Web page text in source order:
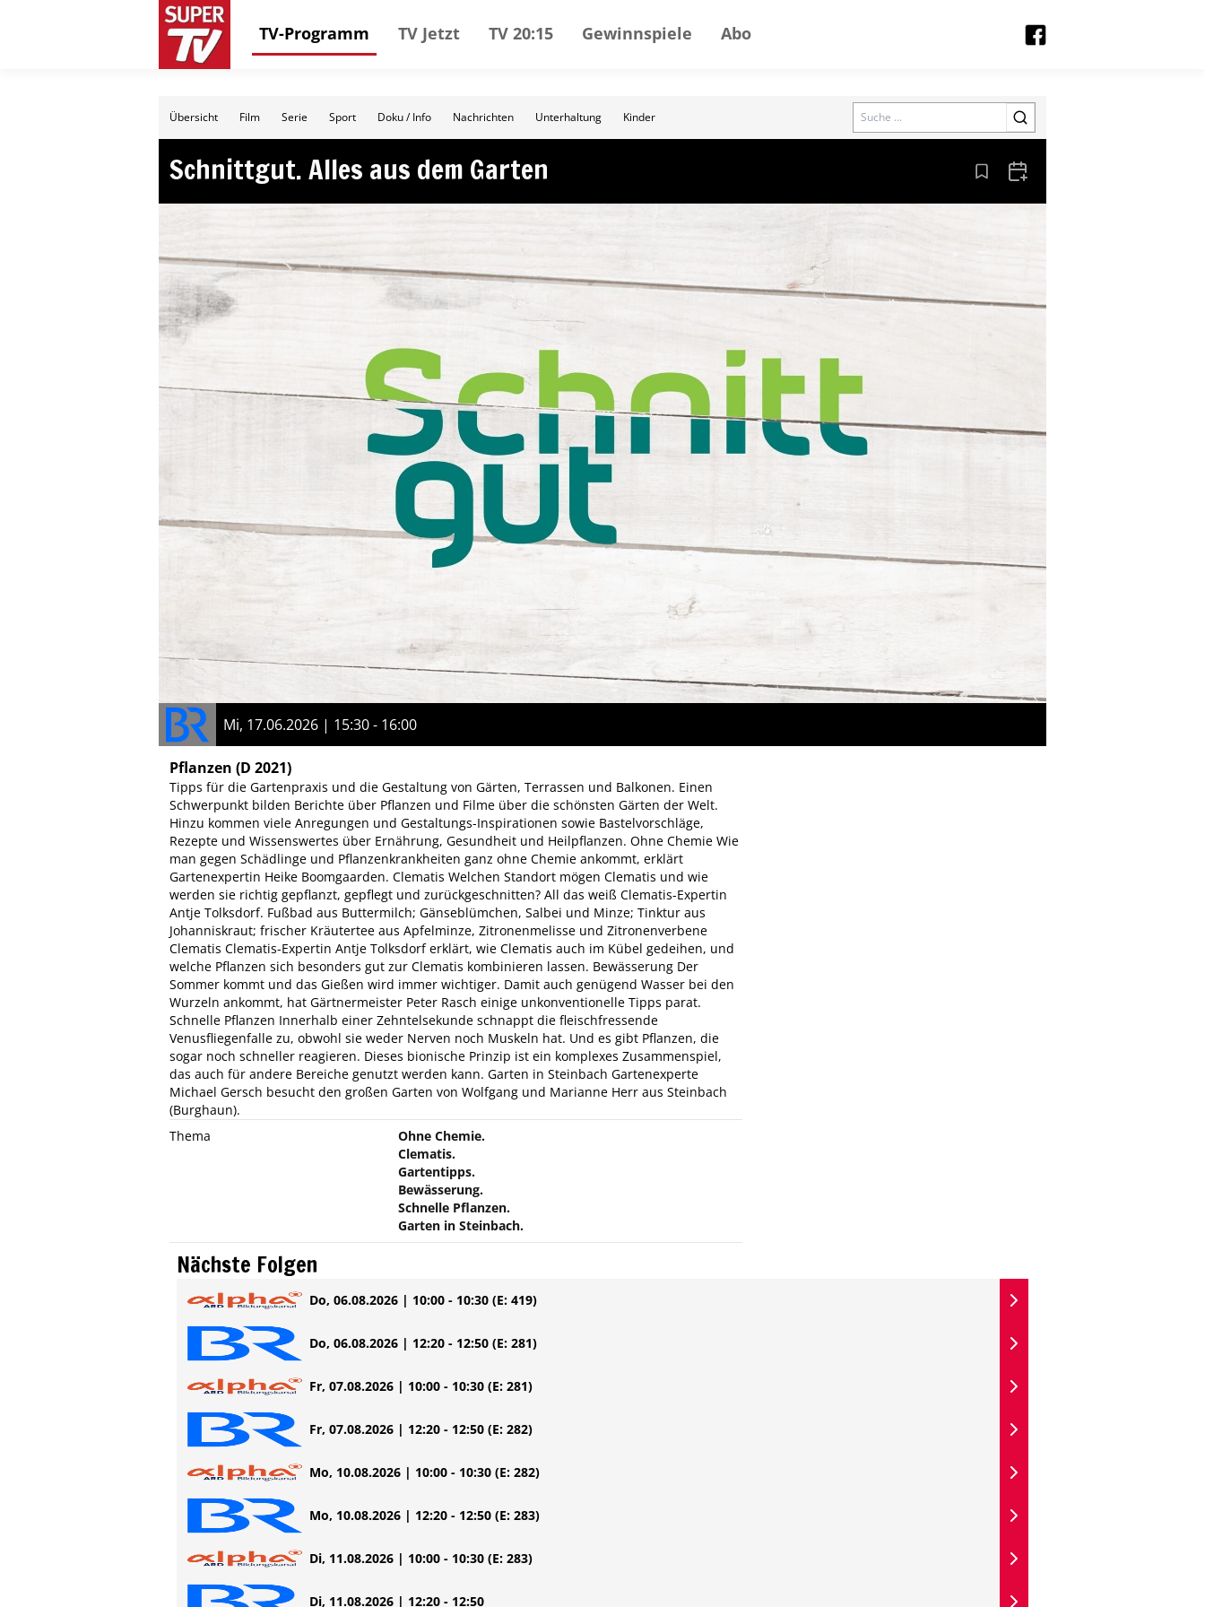
TV-Programm TV Jetzt TV 20:15 Gewinnspiele Abo
Übersicht Film Serie Sport Doku / Info Nachrichten Unterhaltung Kinder Search
Schnittgut. Alles aus dem Garten Aus den Lesezeichen entfernen
Zum Kalender hinzufügen
Mi, 17.06.2026 | 15:30 - 16:00
Pflanzen (D 2021)
Tipps für die Gartenpraxis und die Gestaltung von Gärten, Terrassen und Balkonen. Einen
Schwerpunkt bilden Berichte über Pflanzen und Filme über die schönsten Gärten der Welt.
Hinzu kommen viele Anregungen und Gestaltungs-Inspirationen sowie Bastelvorschläge,
Rezepte und Wissenswertes über Ernährung, Gesundheit und Heilpflanzen. Ohne Chemie Wie
man gegen Schädlinge und Pflanzenkrankheiten ganz ohne Chemie ankommt, erklärt
Gartenexpertin Heike Boomgaarden. Clematis Welchen Standort mögen Clematis und wie
werden sie richtig gepflanzt, gepflegt und zurückgeschnitten? All das weiß Clematis-Expertin
Antje Tolksdorf. Fußbad aus Buttermilch; Gänseblümchen, Salbei und Minze; Tinktur aus
Johanniskraut; frischer Kräutertee aus Apfelminze, Zitronenmelisse und Zitronenverbene
Clematis Clematis-Expertin Antje Tolksdorf erklärt, wie Clematis auch im Kübel gedeihen, und
welche Pflanzen sich besonders gut zur Clematis kombinieren lassen. Bewässerung Der
Sommer kommt und das Gießen wird immer wichtiger. Damit auch genügend Wasser bei den
Wurzeln ankommt, hat Gärtnermeister Peter Rasch einige unkonventionelle Tipps parat.
Schnelle Pflanzen Innerhalb einer Zehntelsekunde schnappt die fleischfressende
Venusfliegenfalle zu, obwohl sie weder Nerven noch Muskeln hat. Und es gibt Pflanzen, die
sogar noch schneller reagieren. Dieses bionische Prinzip ist ein komplexes Zusammenspiel,
das auch für andere Bereiche genutzt werden kann. Garten in Steinbach Gartenexperte
Michael Gersch besucht den großen Garten von Wolfgang und Marianne Herr aus Steinbach
(Burghaun).
Thema
Ohne Chemie.
Clematis.
Gartentipps.
Bewässerung.
Schnelle Pflanzen.
Garten in Steinbach.
Nächste Folgen
Do, 06.08.2026 | 10:00 - 10:30 (E: 419)
Do, 06.08.2026 | 12:20 - 12:50 (E: 281)
Fr, 07.08.2026 | 10:00 - 10:30 (E: 281)
Fr, 07.08.2026 | 12:20 - 12:50 (E: 282)
Mo, 10.08.2026 | 10:00 - 10:30 (E: 282)
Mo, 10.08.2026 | 12:20 - 12:50 (E: 283)
Di, 11.08.2026 | 10:00 - 10:30 (E: 283)
Di, 11.08.2026 | 12:20 - 12:50